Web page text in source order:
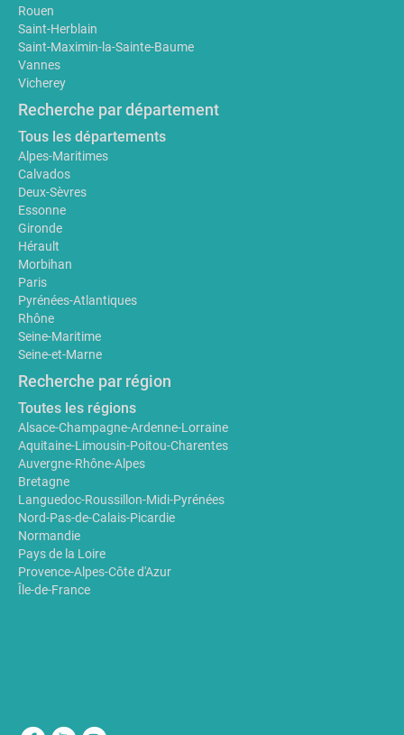
Rouen
Saint-Herblain
Saint-Maximin-la-Sainte-Baume
Vannes
Vicherey
Recherche par département
Tous les départements
Alpes-Maritimes
Calvados
Deux-Sèvres
Essonne
Gironde
Hérault
Morbihan
Paris
Pyrénées-Atlantiques
Rhône
Seine-Maritime
Seine-et-Marne
Recherche par région
Toutes les régions
Alsace-Champagne-Ardenne-Lorraine
Aquitaine-Limousin-Poitou-Charentes
Auvergne-Rhône-Alpes
Bretagne
Languedoc-Roussillon-Midi-Pyrénées
Nord-Pas-de-Calais-Picardie
Normandie
Pays de la Loire
Provence-Alpes-Côte d'Azur
Île-de-France